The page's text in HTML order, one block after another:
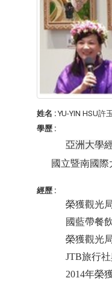
姓名 :YU-YIN HSU許
學歷 :
亞洲大學
國立暨南國
經歷 :
榮獲觀光
國藍帶餐
榮獲觀光
JTB旅行
2014年榮